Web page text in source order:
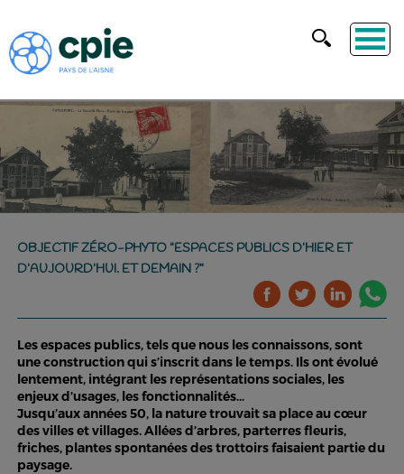
OBJECTIF ZÉRO-PHYTO "ESPACES PUBLICS D’HIER ET
D’AUJOURD’HUI. ET DEMAIN ?"
Les espaces publics, tels que nous les connaissons, sont
une construction qui s’inscrit dans le temps. Ils ont évolué
lentement, intégrant les représentations sociales, les
enjeux d’usages, les fonctionnalités…
Jusqu’aux années 50, la nature trouvait sa place au cœur
des villes et villages. Allées d’arbres, parterres fleuris,
friches, plantes spontanées des trottoirs faisaient partie du
paysage.